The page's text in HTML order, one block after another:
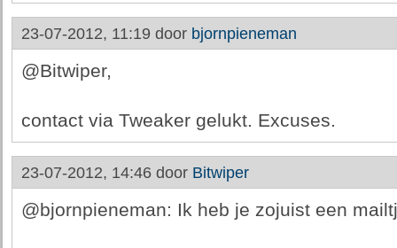
23-07-2012, 11:19 door bjornpieneman
@Bitwiper,
contact via Tweaker gelukt. Excuses.
23-07-2012, 14:46 door Bitwiper
@bjornpieneman: Ik heb je zojuist een